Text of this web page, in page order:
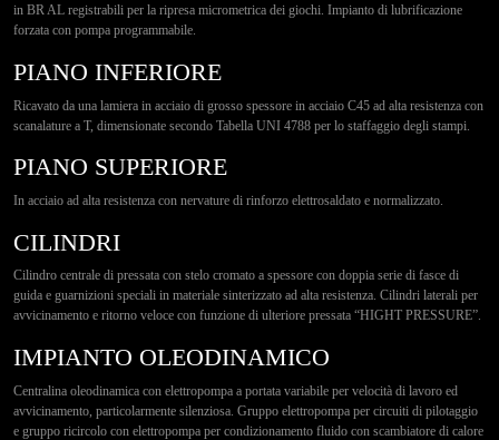
in BR AL registrabili per la ripresa micrometrica dei giochi. Impianto di lubrificazione
forzata con pompa programmabile.
PIANO INFERIORE
Ricavato da una lamiera in acciaio di grosso spessore in acciaio C45 ad alta resistenza con
scanalature a T, dimensionate secondo Tabella UNI 4788 per lo staffaggio degli stampi.
PIANO SUPERIORE
In acciaio ad alta resistenza con nervature di rinforzo elettrosaldato e normalizzato.
CILINDRI
Cilindro centrale di pressata con stelo cromato a spessore con doppia serie di fasce di
guida e guarnizioni speciali in materiale sinterizzato ad alta resistenza. Cilindri laterali per
avvicinamento e ritorno veloce con funzione di ulteriore pressata “HIGHT PRESSURE”.
IMPIANTO OLEODINAMICO
Centralina oleodinamica con elettropompa a portata variabile per velocità di lavoro ed
avvicinamento, particolarmente silenziosa. Gruppo elettropompa per circuiti di pilotaggio
e gruppo ricircolo con elettropompa per condizionamento fluido con scambiatore di calore